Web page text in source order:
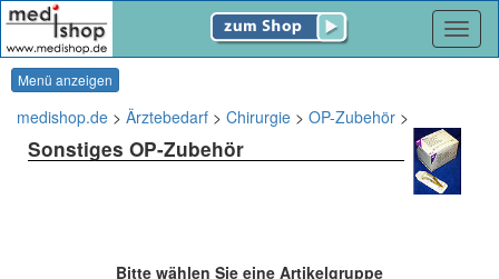
Menü anzeigen
medishop.de > Ärztebedarf > Chirurgie > OP-Zubehör >
Sonstiges OP-Zubehör
Bitte wählen Sie eine Artikelgruppe